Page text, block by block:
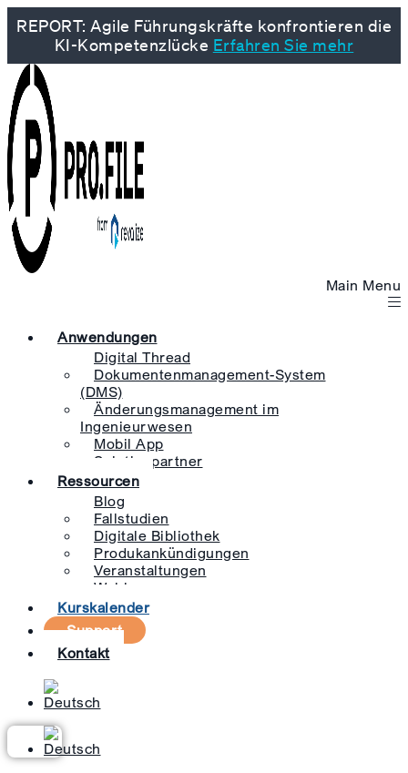
REPORT: Agile Führungskräfte konfrontieren die
KI-Kompetenzlücke Erfahren Sie mehr
Main Menu
Anwendungen
Digital Thread
Dokumentenmanagement-System
(DMS)
Änderungsmanagement im
Ingenieurwesen
Mobil App
Solutionpartner
Ressourcen
Blog
Fallstudien
Digitale Bibliothek
Produkankündigungen
Veranstaltungen
Webinare
Kurskalender
Support
Kontakt